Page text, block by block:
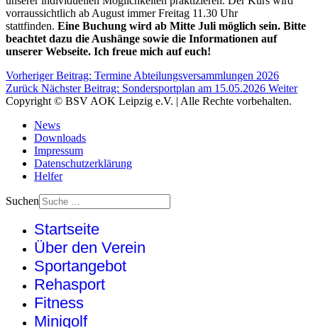
vorraussichtlich ab August immer Freitag 11.30 Uhr
stattfinden. Eine Buchung wird ab Mitte Juli möglich sein. Bitte
beachtet dazu die Aushänge sowie die Informationen auf
unserer Webseite. Ich freue mich auf euch!
Vorheriger Beitrag: Termine Abteilungsversammlungen 2026
Zurück Nächster Beitrag: Sondersportplan am 15.05.2026 Weiter
Copyright © BSV AOK Leipzig e.V. | Alle Rechte vorbehalten.
News
Downloads
Impressum
Datenschutzerklärung
Helfer
Suchen
Startseite
Über den Verein
Sportangebot
Rehasport
Fitness
Minigolf